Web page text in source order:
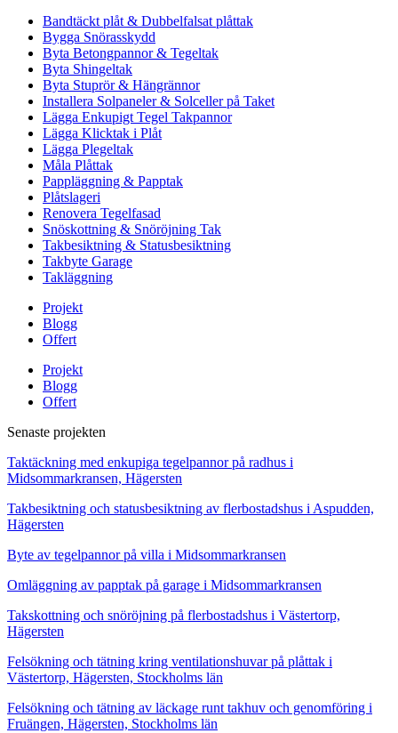
Bandtäckt plåt & Dubbelfalsat plåttak
Bygga Snörasskydd
Byta Betongpannor & Tegeltak
Byta Shingeltak
Byta Stuprör & Hängrännor
Installera Solpaneler & Solceller på Taket
Lägga Enkupigt Tegel Takpannor
Lägga Klicktak i Plåt
Lägga Plegeltak
Måla Plåttak
Pappläggning & Papptak
Plåtslageri
Renovera Tegelfasad
Snöskottning & Snöröjning Tak
Takbesiktning & Statusbesiktning
Takbyte Garage
Takläggning
Projekt
Blogg
Offert
Projekt
Blogg
Offert
Senaste projekten
Taktäckning med enkupiga tegelpannor på radhus i
Midsommarkransen, Hägersten
Takbesiktning och statusbesiktning av flerbostadshus i Aspudden,
Hägersten
Byte av tegelpannor på villa i Midsommarkransen
Omläggning av papptak på garage i Midsommarkransen
Takskottning och snöröjning på flerbostadshus i Västertorp,
Hägersten
Felsökning och tätning kring ventilationshuvar på plåttak i
Västertorp, Hägersten, Stockholms län
Felsökning och tätning av läckage runt takhuv och genomföring i
Fruängen, Hägersten, Stockholms län